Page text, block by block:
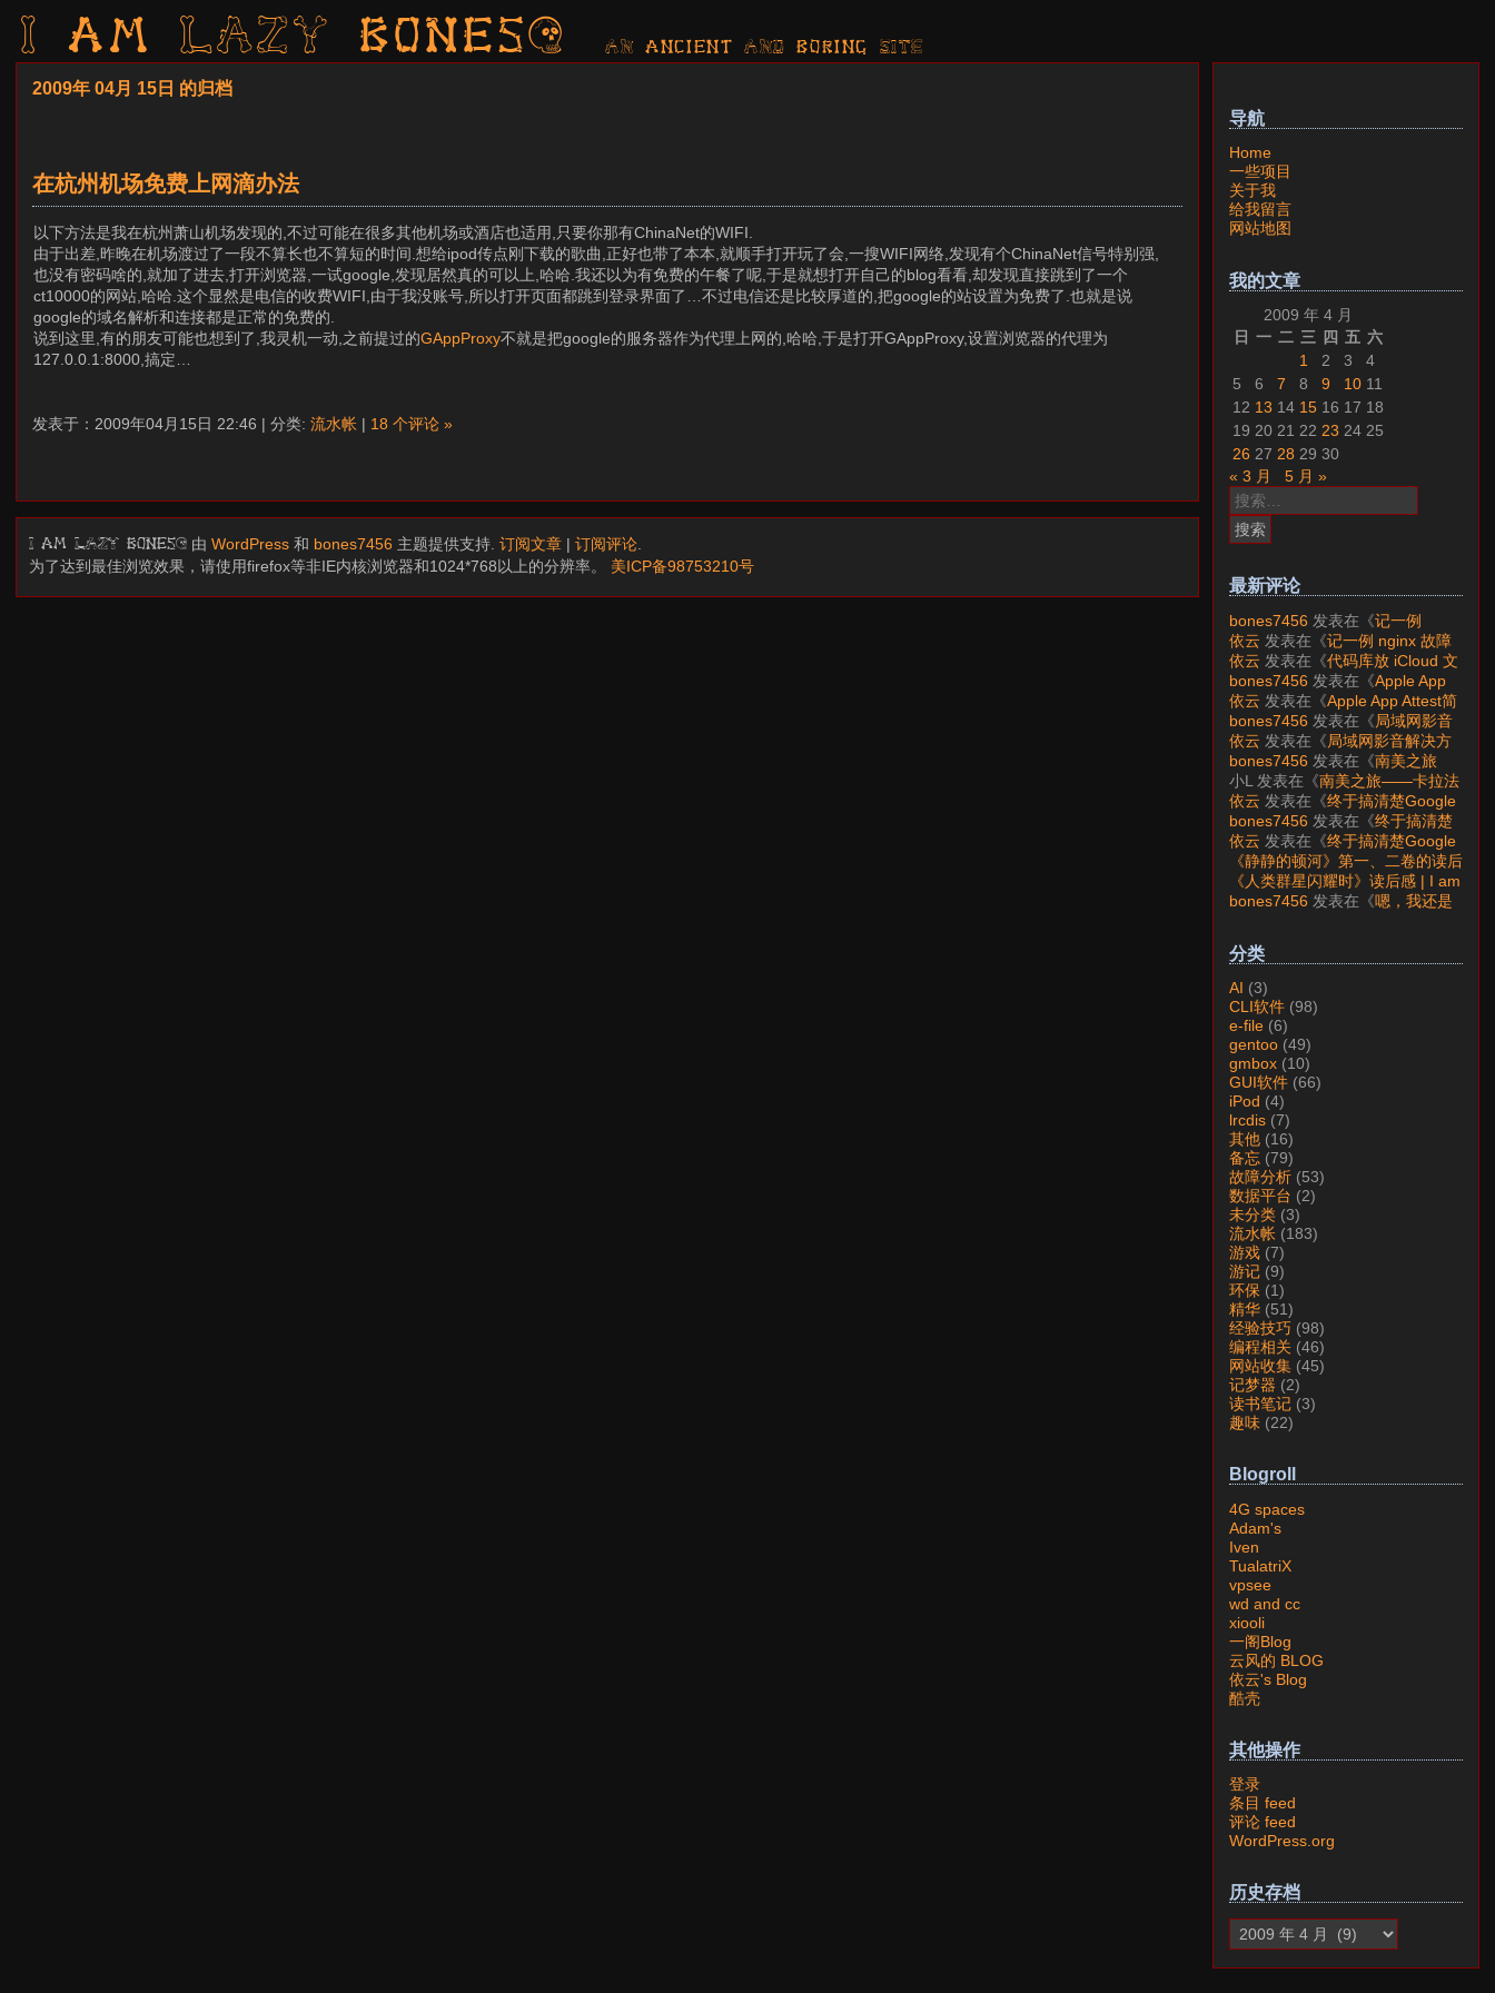
I am LAZY bones? AN ancient AND boring SITE
2009年 04月 15日 的归档
在杭州机场免费上网滴办法
以下方法是我在杭州萧山机场发现的,不过可能在很多其他机场或酒店也适用,只要你那有ChinaNet的WIFI.
由于出差,昨晚在机场渡过了一段不算长也不算短的时间.想给ipod传点刚下载的歌曲,正好也带了本本,就顺手打开玩了会,一搜WIFI网络,发现有个ChinaNet信号特别强,
也没有密码啥的,就加了进去,打开浏览器,一试google,发现居然真的可以上,哈哈.我还以为有免费的午餐了呢,于是就想打开自己的blog看看,却发现直接跳到了一个
ct10000的网站,哈哈.这个显然是电信的收费WIFI,由于我没账号,所以打开页面都跳到登录界面了…不过电信还是比较厚道的,把google的站设置为免费了.也就是说
google的域名解析和连接都是正常的免费的.
说到这里,有的朋友可能也想到了,我灵机一动,之前提过的GAppProxy不就是把google的服务器作为代理上网的,哈哈,于是打开GAppProxy,设置浏览器的代理为
127.0.0.1:8000,搞定…
发表于：2009年04月15日 22:46 | 分类: 流水帐 | 18 个评论 »
I am LAZY bones? 由WordPress 和 bones7456 主题提供支持.订阅文章 |订阅评论
为了达到最佳浏览效果，请使用firefox等非IE内核浏览器和1024*768以上的分辨率。 美ICP备98753210号
导航
Home
一些项目
关于我
给我留言
网站地图
我的文章
2009 年 4 月
日 一 二 三 四 五 六
1
2 3
4
5
6 7 8 9 10 11
12 13 14 15 16 17 18
19 20 21 22 23 24 25
26 27 28 29 30
« 3 月
5 月 »
搜
索：
最新评论
bones7456 发表在《记一例
nginx 故障分析》
依云 发表在《记一例 nginx 故障
分析 》
依云 发表在《代码库放 iCloud 文
件夹会怎样？》
bones7456 发表在《Apple App
Attest简介》
依云 发表在《Apple App Attest简
介》
bones7456 发表在《局域网影音
解决方案——Jellyfin》
依云 发表在《局域网影音解决方
案——Jellyfin》
bones7456 发表在《南美之旅
——卡拉法特看莫雷诺大冰川》
小L 发表在《南美之旅——卡拉法
特看莫雷诺大冰川》
依云 发表在《终于搞清楚Google
账号的所属国家的逻辑了》
bones7456 发表在《终于搞清楚
Google账号的所属国家的逻辑
了》
依云 发表在《终于搞清楚Google
账号的所属国家的逻辑了》
《静静的顿河》第一、二卷的读后
感 | I am LAZY bones?发表在
《《人类群星闪耀时》读后感》
《人类群星闪耀时》读后感 | I am
LAZY bones?发表在《
《显微镜
bones7456 发表在《嗯，我还是
分类
AI (3)
CLI软件 (98)
e-file (6)
gentoo (49)
gmbox (10)
GUI软件 (66)
iPod (4)
lrcdis (7)
其他 (16)
备忘 (79)
故障分析 (53)
数据平台 (2)
未分类 (3)
流水帐 (183)
游戏 (7)
游记 (9)
环保 (1)
精华 (51)
经验技巧 (98)
编程相关 (46)
网站收集 (45)
记梦器 (2)
读书笔记 (3)
趣味 (22)
Blogroll
4G spaces
Adam's
Iven
TualatriX
vpsee
wd and cc
xiooli
一阁Blog
云风的 BLOG
依云's Blog
酷壳
其他操作
登录
条目 feed
评论 feed
WordPress.org
历史存档